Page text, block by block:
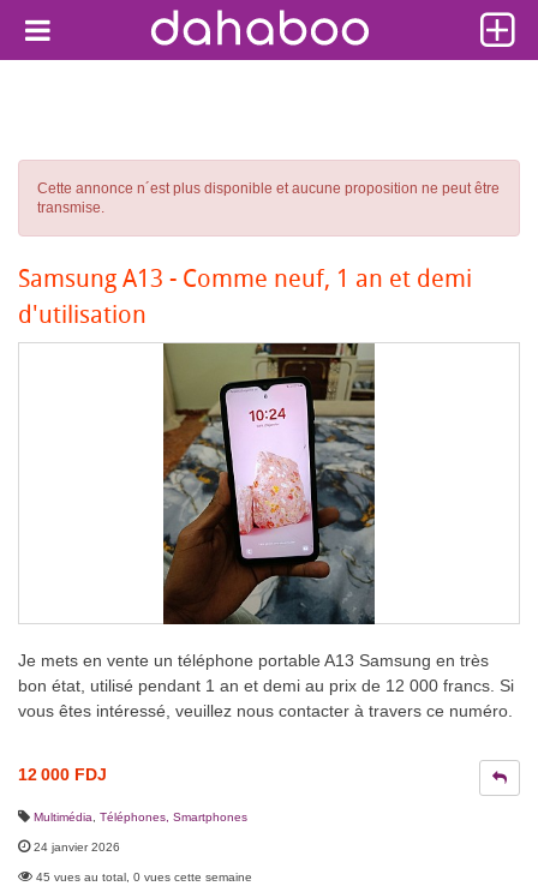
Cette annonce n´est plus disponible et aucune proposition ne peut être
transmise.
Samsung A13 - Comme neuf, 1 an et demi
d'utilisation
Je mets en vente un téléphone portable A13 Samsung en très
bon état, utilisé pendant 1 an et demi au prix de 12 000 francs. Si
vous êtes intéressé, veuillez nous contacter à travers ce numéro.
12 000 FDJ
Multimédia Téléphones, Smartphones
24 janvier 2026
45 vues au total, 0 vues cette semaine